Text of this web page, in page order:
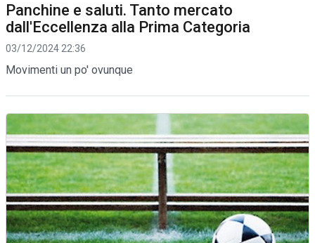
Panchine e saluti. Tanto mercato
dall'Eccellenza alla Prima Categoria
03/12/2024 22:36
Movimenti un po' ovunque